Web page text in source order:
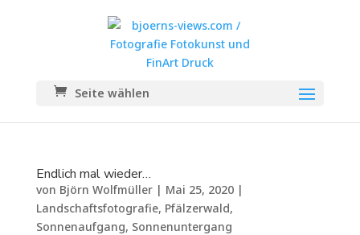
Seite wählen
Endlich mal wieder…
von Björn Wolfmüller| Mai 25, 2020|
Landschaftsfotografie, Pfälzerwald,
Sonnenaufgang, Sonnenuntergang